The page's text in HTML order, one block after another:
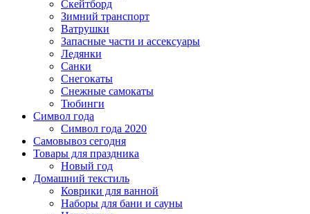
Скейтборд
Зимний транспорт
Ватрушки
Запасные части и ассексуары
Ледянки
Санки
Снегокаты
Снежные самокаты
Тюбинги
Символ года
Символ года 2020
Самовывоз сегодня
Товары для праздника
Новый год
Домашний текстиль
Коврики для ванной
Наборы для бани и сауны